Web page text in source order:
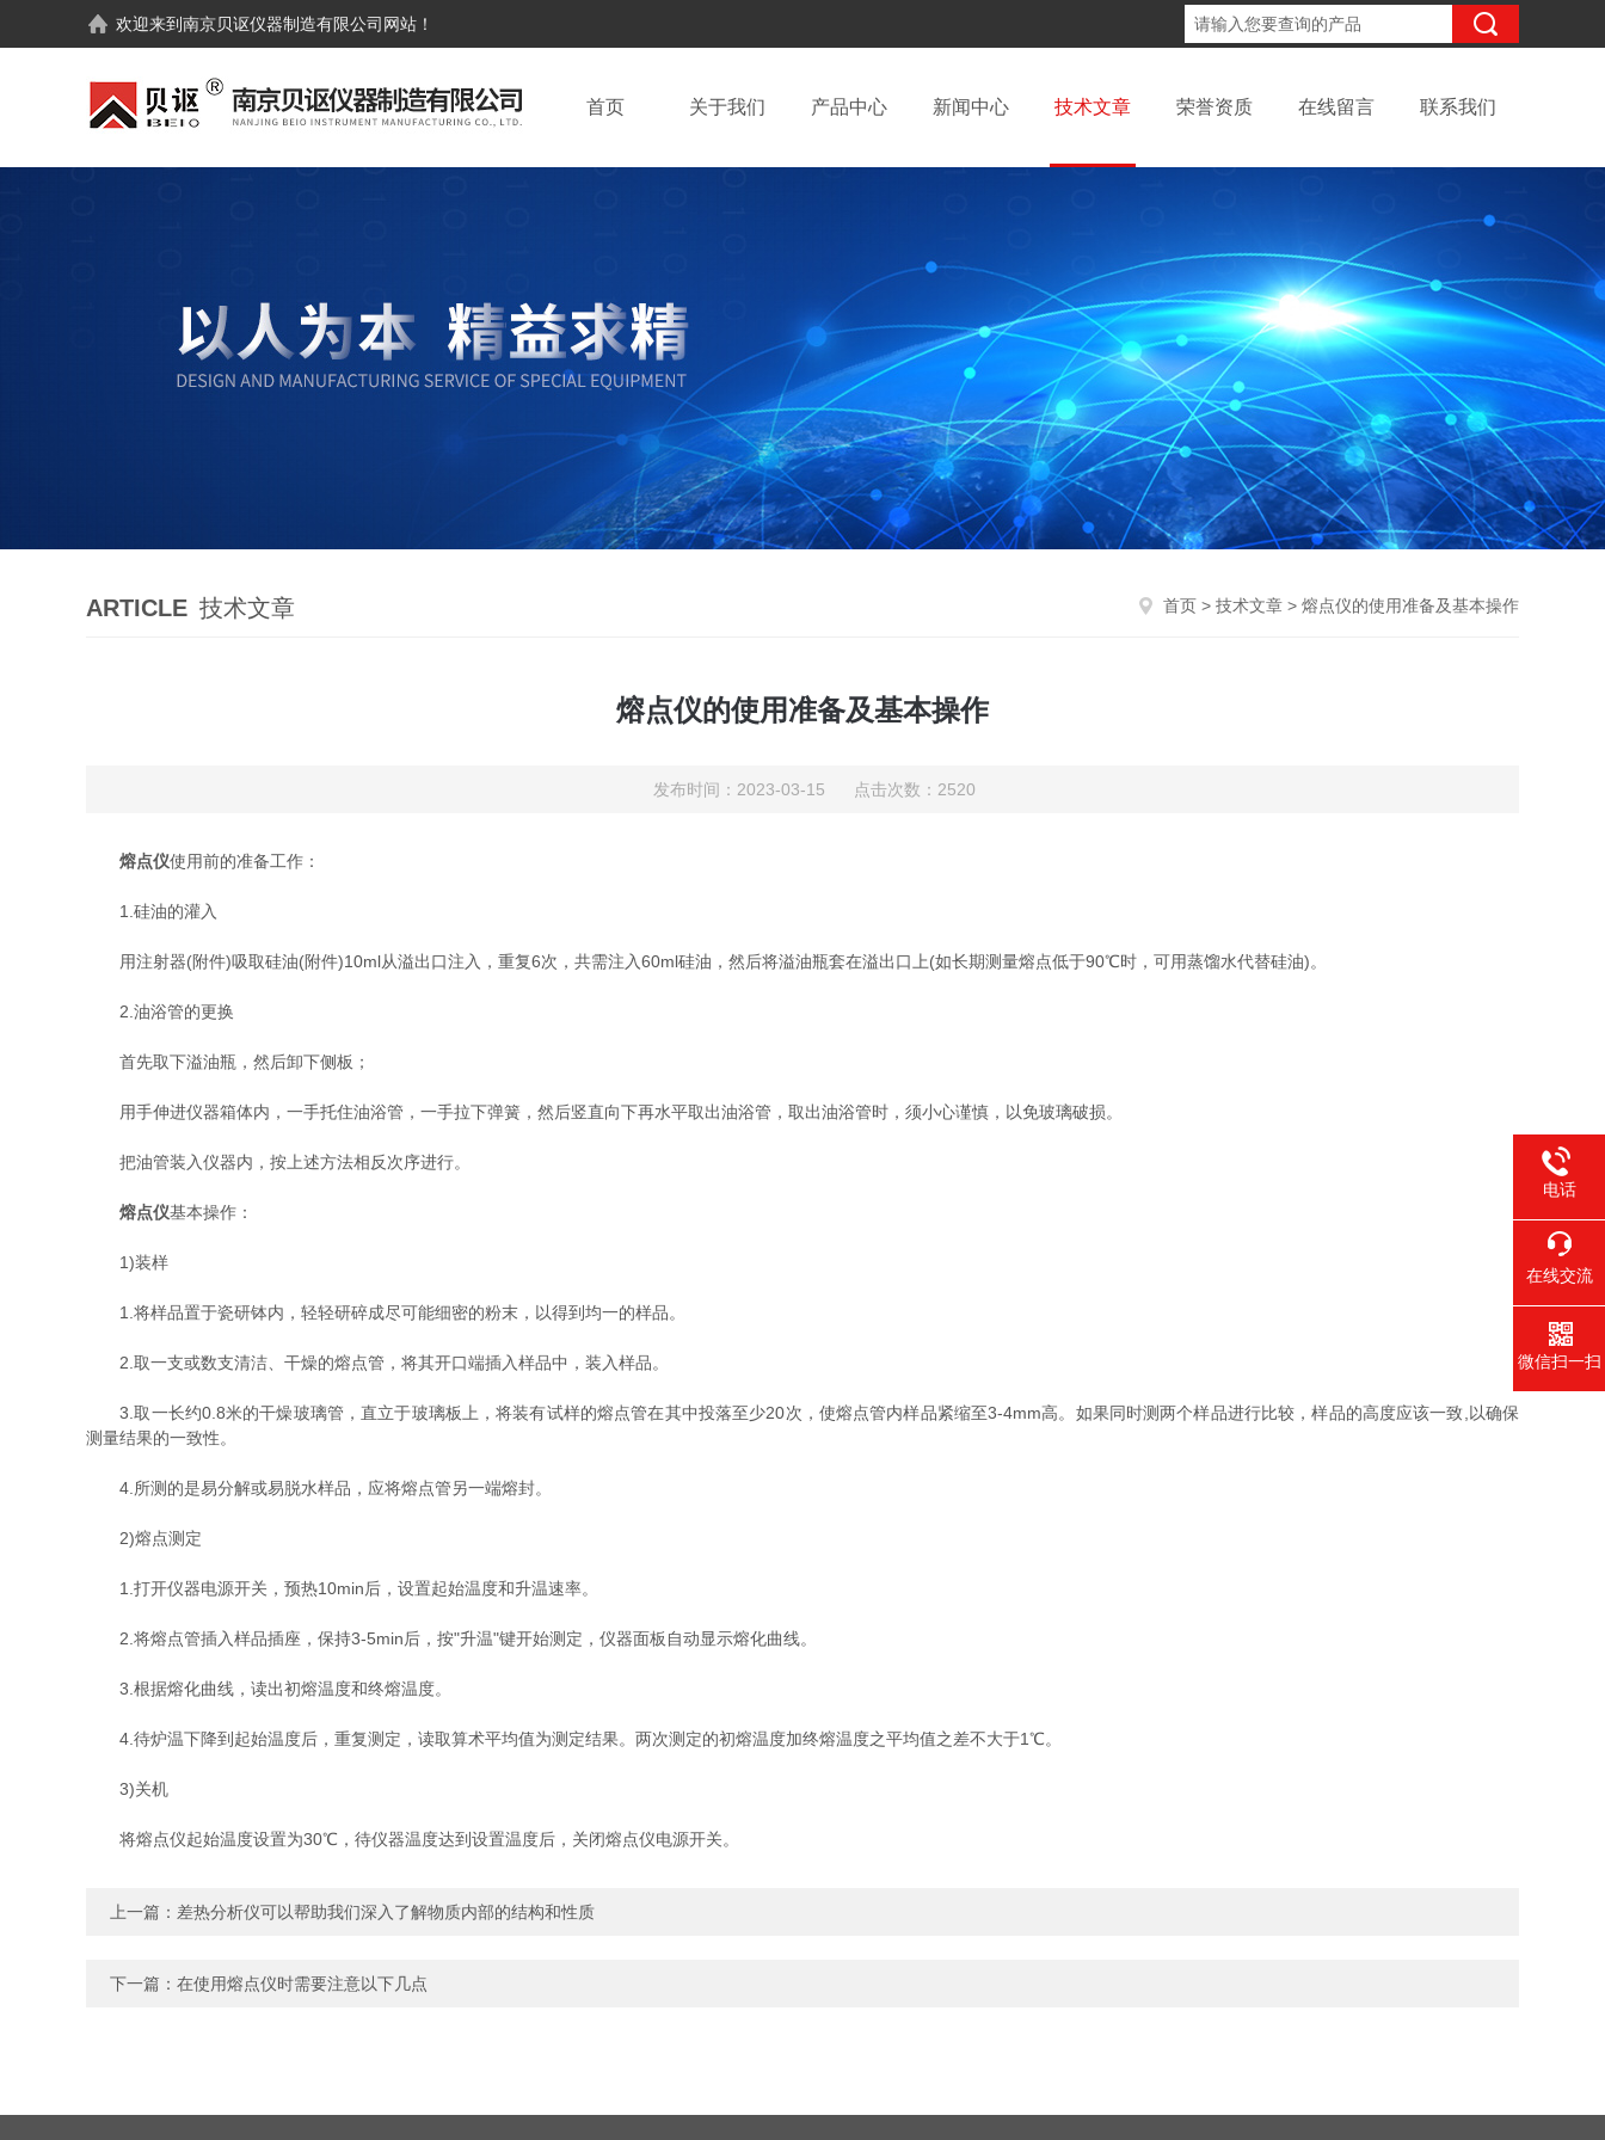
欢迎来到南京贝讴仪器制造有限公司 网站！
首页 关于我们 产品中心 新闻中心 技术文章 荣誉资质 在线留言 联系我们
ARTICLE 技术文章 首页 > 技术文章 > 熔点仪的使用准备及基本操作
熔点仪的使用准备及基本操作
发布时间：2023-03-15 点击次数：2520
熔点仪使用前的准备工作：
1.硅油的灌入
用注射器(附件)吸取硅油(附件)10ml从溢出口注入，重复6次，共需注入60ml硅油，然后将溢油瓶套在溢出口上(如长期测量熔点低于90℃时，可用蒸馏水代替硅油)。
2.油浴管的更换
首先取下溢油瓶，然后卸下侧板；
用手伸进仪器箱体内，一手托住油浴管，一手拉下弹簧，然后竖直向下再水平取出油浴管，取出油浴管时，须小心谨慎，以免玻璃破损。
把油管装入仪器内，按上述方法相反次序进行。
熔点仪基本操作：
1)装样
1.将样品置于瓷研钵内，轻轻研碎成尽可能细密的粉末，以得到均一的样品。
2.取一支或数支清洁、干燥的熔点管，将其开口端插入样品中，装入样品。
3.取一长约0.8米的干燥玻璃管，直立于玻璃板上，将装有试样的熔点管在其中投落至少20次，使熔点管内样品紧缩至3-4mm高。如果同时测两个样品进行比较，样品的高度应该一致,以确保
测量结果的一致性。
4.所测的是易分解或易脱水样品，应将熔点管另一端熔封。
2)熔点测定
1.打开仪器电源开关，预热10min后，设置起始温度和升温速率。
2.将熔点管插入样品插座，保持3-5min后，按"升温"键开始测定，仪器面板自动显示熔化曲线。
3.根据熔化曲线，读出初熔温度和终熔温度。
4.待炉温下降到起始温度后，重复测定，读取算术平均值为测定结果。两次测定的初熔温度加终熔温度之平均值之差不大于1℃。
3)关机
将熔点仪起始温度设置为30℃，待仪器温度达到设置温度后，关闭熔点仪电源开关。
上一篇： 差热分析仪可以帮助我们深入了解物质内部的结构和性质
下一篇： 在使用熔点仪时需要注意以下几点
电话
在线交流
微信扫一扫